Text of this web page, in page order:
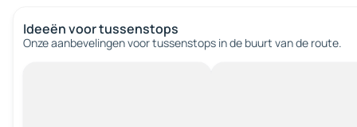
Ideeën voor tussenstops
Onze aanbevelingen voor tussenstops in de buurt van de route.